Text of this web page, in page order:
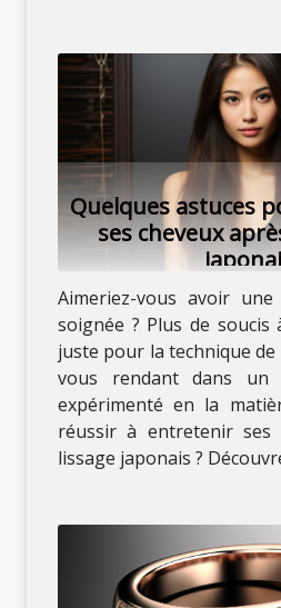
Quelques astuces
ses cheveux
Aimeriez-vous avoir
soignée ? Plus de
juste pour la technique
vous rendant dans un
expérimenté en la
réussir à entretenir ses
lissage japonais ?